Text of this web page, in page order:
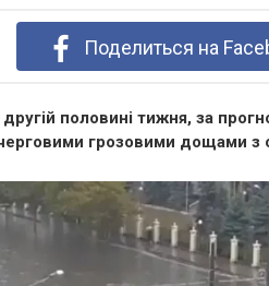
Поделиться на
половині тижня, за
грозовими дощами з